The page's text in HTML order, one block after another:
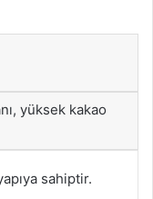
yüksek kakao
sahiptir.